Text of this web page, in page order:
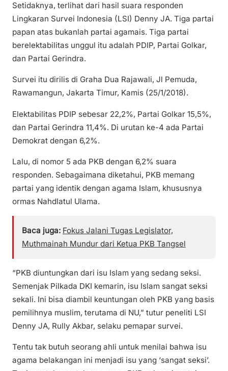
Setidaknya, terlihat dari hasil suara responden
Lingkaran Survei Indonesia (LSI) Denny JA. Tiga partai
papan atas bukanlah partai agamais. Tiga partai
berelektabilitas unggul itu adalah PDIP, Partai Golkar,
dan Partai Gerindra.
Survei itu dirilis di Graha Dua Rajawali, Jl Pemuda,
Rawamangun, Jakarta Timur, Kamis (25/1/2018).
Elektabilitas PDIP sebesar 22,2%, Partai Golkar 15,5%,
dan Partai Gerindra 11,4%. Di urutan ke-4 ada Partai
Demokrat dengan 6,2%.
Lalu, di nomor 5 ada PKB dengan 6,2% suara
responden. Sebagaimana diketahui, PKB memang
partai yang identik dengan agama Islam, khususnya
ormas Nahdlatul Ulama.
Baca juga: Fokus Jalani Tugas Legislator,
Muthmainah Mundur dari Ketua PKB Tangsel
“PKB diuntungkan dari isu Islam yang sedang seksi.
Semenjak Pilkada DKI kemarin, isu Islam sangat seksi
sekali. Ini bisa diambil keuntungan oleh PKB yang basis
pemilihnya muslim, terutama di NU,” tutur peneliti LSI
Denny JA, Rully Akbar, selaku pemapar survei.
Tentu tak butuh seorang ahli untuk menilai bahwa isu
agama belakangan ini menjadi isu yang ‘sangat seksi’.